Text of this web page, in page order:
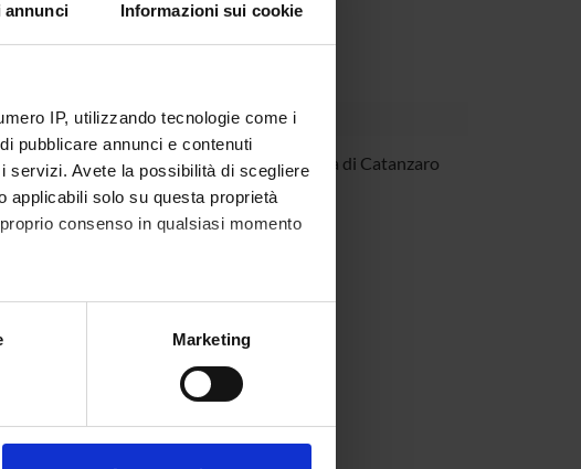
annunci Informazioni sui cookie
IP, utilizzando tecnologie come i
pubblicare annunci e contenuti
servizi. Avete la possibilità di scegliere
solo su questa proprietà
consenso in qualsiasi momento
di qualche metro,Marketing
Marco Tullio Liuzza Università di Catanzaro